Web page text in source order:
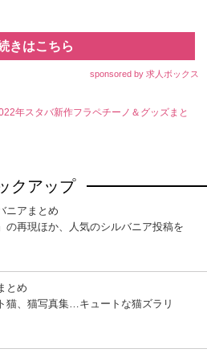
きはこちら
sponsored by 求人ボックス
年スタバ新作フラペチーノ＆グッズまと
クアップ
ニアまとめ
の再現ほか、人気のシルバニア投稿を
とめ
猫、猫写真集…キュートな猫ズラリ